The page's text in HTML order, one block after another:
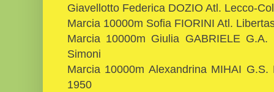
Giavellotto Federica DOZIO Atl. Lecco-
Marcia 10000m Sofia FIORINI Atl.
Marcia 10000m Giulia GABRIELE
Simoni
Marcia 10000m Alexandrina MIHAI
1950